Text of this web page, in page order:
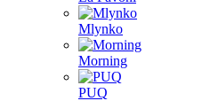
Mlynko
Morning
PUQ